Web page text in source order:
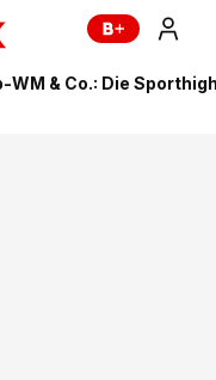
WM & Co.: Die